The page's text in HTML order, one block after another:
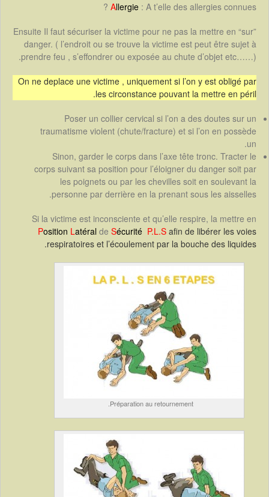
Allergie : A t’elle des allergies connues ?
Ensuite Il faut sécuriser la victime pour ne pas la mettre en “sur”
danger. ( l’endroit ou se trouve la victime est peut être sujet à
prendre feu , s’effondrer ou exposée au chute d’objet etc……).
On ne deplace une victime , uniquement si l’on y est obligé par
les circonstance pouvant la mettre en péril.
Poser un collier cervical si l’on a des doutes sur un
traumatisme violent (chute/fracture) et si l’on en possède
un.
Sinon, garder le corps dans l’axe tête tronc. Tracter le
corps suivant sa position pour l’éloigner du danger soit par
les poignets ou par les chevilles soit en soulevant la
personne par derrière en la prenant sous les aisselles.
Si la victime est inconsciente et qu’elle respire, la mettre en
Position Latéral de Sécurité P.L.S afin de libérer les voies
respiratoires et l’écoulement par la bouche des liquides.
Préparation au retournement.